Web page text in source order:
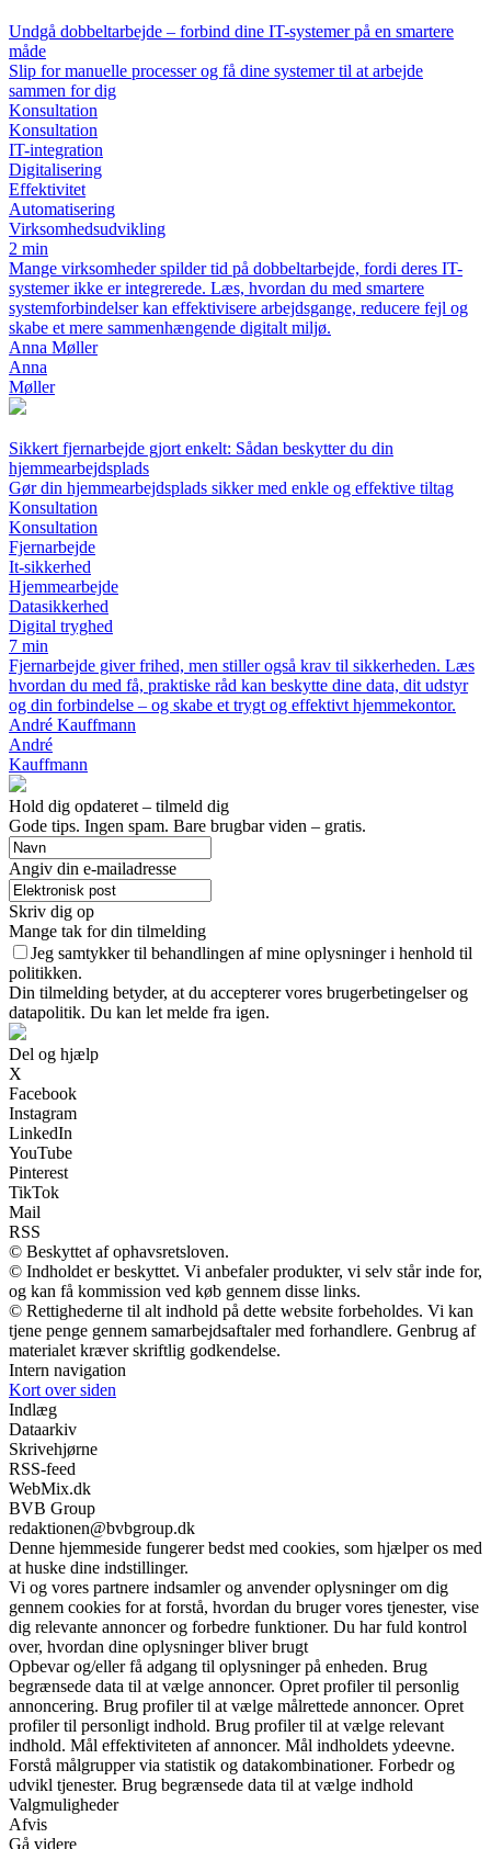
Undgå dobbeltarbejde – forbind dine IT-systemer på en smartere
måde
Slip for manuelle processer og få dine systemer til at arbejde
sammen for dig
Konsultation
Konsultation
IT-integration
Digitalisering
Effektivitet
Automatisering
Virksomhedsudvikling
2 min
Mange virksomheder spilder tid på dobbeltarbejde, fordi deres IT-
systemer ikke er integrerede. Læs, hvordan du med smartere
systemforbindelser kan effektivisere arbejdsgange, reducere fejl og
skabe et mere sammenhængende digitalt miljø.
Anna Møller
Anna
Møller
Sikkert fjernarbejde gjort enkelt: Sådan beskytter du din
hjemmearbejdsplads
Gør din hjemmearbejdsplads sikker med enkle og effektive tiltag
Konsultation
Konsultation
Fjernarbejde
It-sikkerhed
Hjemmearbejde
Datasikkerhed
Digital tryghed
7 min
Fjernarbejde giver frihed, men stiller også krav til sikkerheden. Læs
hvordan du med få, praktiske råd kan beskytte dine data, dit udstyr
og din forbindelse – og skabe et trygt og effektivt hjemmekontor.
André Kauffmann
André
Kauffmann
Hold dig opdateret – tilmeld dig
Gode tips. Ingen spam. Bare brugbar viden – gratis.
Angiv din e-mailadresse
Skriv dig op
Mange tak for din tilmelding
Jeg samtykker til behandlingen af mine oplysninger i henhold til
politikken.
Din tilmelding betyder, at du accepterer vores brugerbetingelser og
datapolitik. Du kan let melde fra igen.
Del og hjælp
X
Facebook
Instagram
LinkedIn
YouTube
Pinterest
TikTok
Mail
RSS
© Beskyttet af ophavsretsloven.
© Indholdet er beskyttet. Vi anbefaler produkter, vi selv står inde for,
og kan få kommission ved køb gennem disse links.
© Rettighederne til alt indhold på dette website forbeholdes. Vi kan
tjene penge gennem samarbejdsaftaler med forhandlere. Genbrug af
materialet kræver skriftlig godkendelse.
Intern navigation
Kort over siden
Indlæg
Dataarkiv
Skrivehjørne
RSS-feed
WebMix.dk
BVB Group
redaktionen@bvbgroup.dk
Denne hjemmeside fungerer bedst med cookies, som hjælper os med
at huske dine indstillinger.
Vi og vores partnere indsamler og anvender oplysninger om dig
gennem cookies for at forstå, hvordan du bruger vores tjenester, vise
dig relevante annoncer og forbedre funktioner. Du har fuld kontrol
over, hvordan dine oplysninger bliver brugt
Opbevar og/eller få adgang til oplysninger på enheden. Brug
begrænsede data til at vælge annoncer. Opret profiler til personlig
annoncering. Brug profiler til at vælge målrettede annoncer. Opret
profiler til personligt indhold. Brug profiler til at vælge relevant
indhold. Mål effektiviteten af annoncer. Mål indholdets ydeevne.
Forstå målgrupper via statistik og datakombinationer. Forbedr og
udvikl tjenester. Brug begrænsede data til at vælge indhold
Valgmuligheder
Afvis
Gå videre